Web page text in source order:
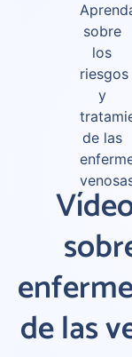
sobre
los
riesgos
y
de las
de las